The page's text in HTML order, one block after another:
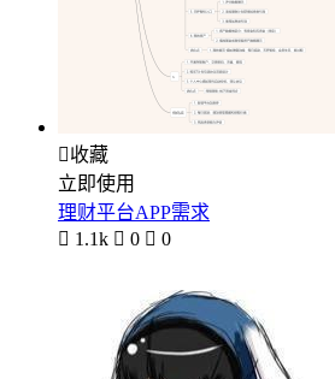
收藏
立即使用
理财平台APP需求
 1.1k  0  0